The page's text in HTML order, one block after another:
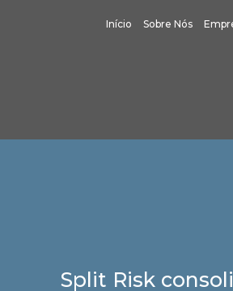
Início Sobre Nós
Split Risk